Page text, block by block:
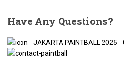
HaveAny Questions?